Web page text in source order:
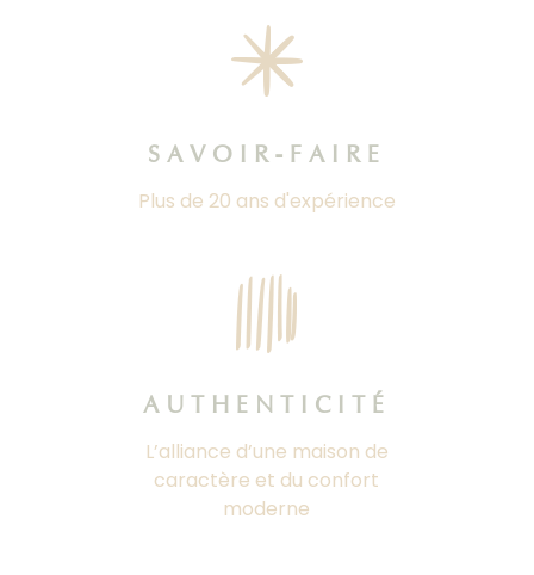
SAVOIR-FAIRE
Plus de 20 ans d'expérience
AUTHENTICITÉ
L’alliance d’une maison de
caractère et du confort
moderne